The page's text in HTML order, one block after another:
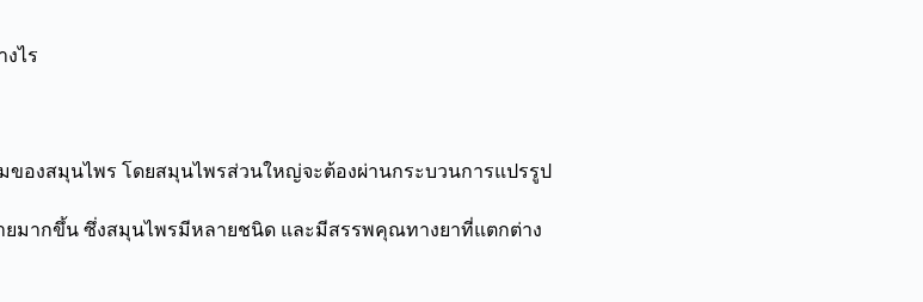
งไร
องสมุนไพร โดยสมุนไพรส่วนใหญ่จะต้องผ่านกระบวนการแปรรูป
มากขึ้น ซึ่งสมุนไพรมีหลายชนิด และมีสรรพคุณทางยาที่แตกต่าง